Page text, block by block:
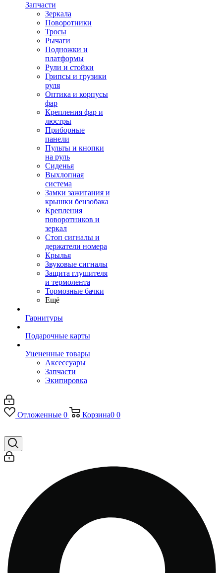
Запчасти
Зеркала
Поворотники
Тросы
Рычаги
Подножки и
платформы
Рули и стойки
Грипсы и грузики
руля
Оптика и корпусы
фар
Крепления фар и
люстры
Приборные
панели
Пульты и кнопки
на руль
Сиденья
Выхлопная
система
Замки зажигания и
крышки бензобака
Крепления
поворотников и
зеркал
Стоп сигналы и
держатели номера
Крылья
Звуковые сигналы
Защита глушителя
и термолента
Тормозные бачки
Ещё
Гарнитуры
Подарочные карты
Уцененные товары
Аксессуары
Запчасти
Экипировка
Отложенные 0 Корзина0 0